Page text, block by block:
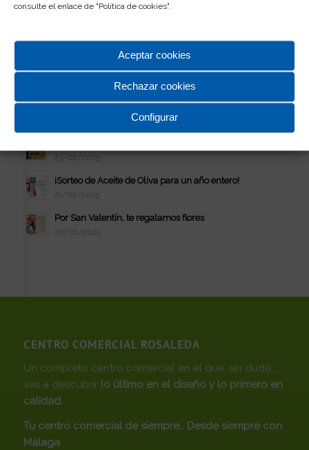
consulte el enlace de "Política de cookies".
Aceptar cookies
Rechazar cookies
Configurar
10/06/2025
Estrena Primavera con regalo en Rosaleda
¡Celebra el Día del Padre! Gana un vale de 300€
23/02/2025
¡Sorteo de Aceite de Oliva para un año entero!
21/02/2025
Por San Valentín, te regalamos flores
07/02/2025
CENTRO COMERCIAL ROSALEDA
Un completo centro comercial en el que, sin duda,
vas a descubrir lo último en el diseño y lo primero en
calidad.
Tu centro comercial de siempre… Desde siempre con
Málaga